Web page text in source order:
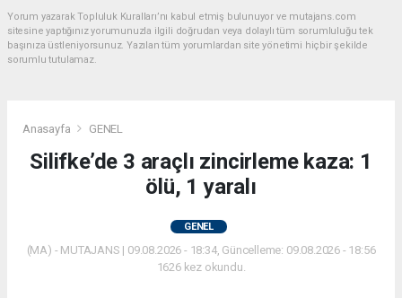
Yorum yazarak Topluluk Kuralları’nı kabul etmiş bulunuyor ve mutajans.com
sitesine yaptığınız yorumunuzla ilgili doğrudan veya dolaylı tüm sorumluluğu tek
başınıza üstleniyorsunuz. Yazılan tüm yorumlardan site yönetimi hiçbir şekilde
sorumlu tutulamaz.
Anasayfa GENEL
Silifke’de 3 araçlı zincirleme kaza: 1
ölü, 1 yaralı
GENEL
(MA) - MUTAJANS | 09.08.2026 - 18:34, Güncelleme: 09.08.2026 - 18:56
1626 kez okundu.